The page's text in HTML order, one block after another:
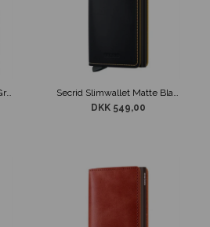
Secrid Slim Wallet Matte Green-Lime
Secrid Slimwallet Matte Black & Ochre
DKK 549,00